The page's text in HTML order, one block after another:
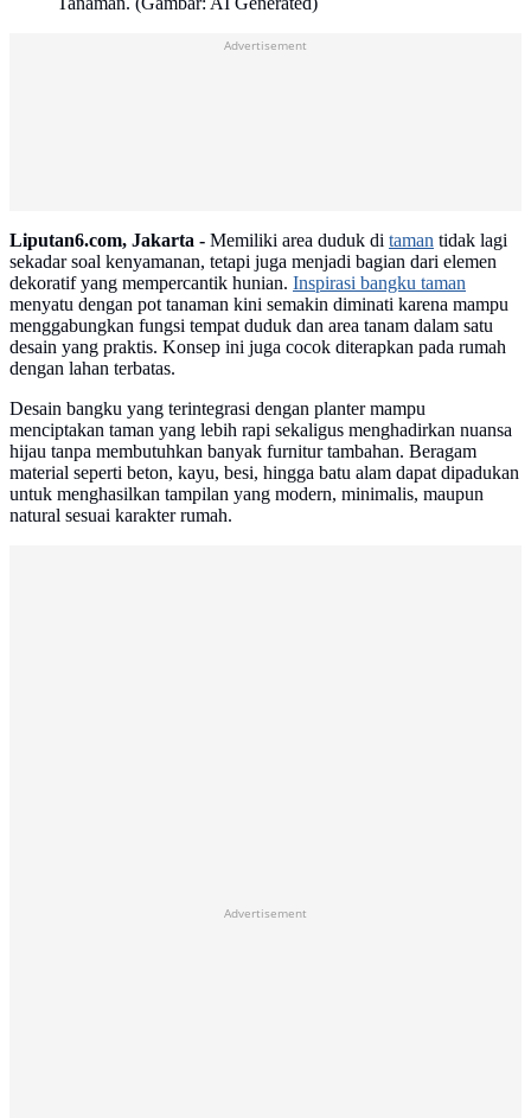
Liputan6.com, Jakarta - Memiliki area duduk di taman tidak lagi
sekadar soal kenyamanan, tetapi juga menjadi bagian dari elemen
dekoratif yang mempercantik hunian. Inspirasi bangku taman
menyatu dengan pot tanaman kini semakin diminati karena mampu
menggabungkan fungsi tempat duduk dan area tanam dalam satu
desain yang praktis. Konsep ini juga cocok diterapkan pada rumah
dengan lahan terbatas.
Desain bangku yang terintegrasi dengan planter mampu
menciptakan taman yang lebih rapi sekaligus menghadirkan nuansa
hijau tanpa membutuhkan banyak furnitur tambahan. Beragam
material seperti beton, kayu, besi, hingga batu alam dapat dipadukan
untuk menghasilkan tampilan yang modern, minimalis, maupun
natural sesuai karakter rumah.
Advertisement